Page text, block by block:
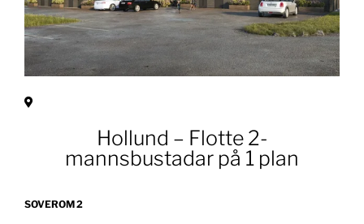
Hollund – Flotte 2-
mannsbustadar på 1 plan
SOVEROM 2